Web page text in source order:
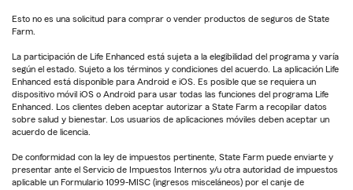
Esto no es una solicitud para comprar o vender productos de seguros de State
Farm.
La participación de Life Enhanced está sujeta a la elegibilidad del programa y varía
según el estado. Sujeto a los términos y condiciones del acuerdo. La aplicación Life
Enhanced está disponible para Android e iOS. Es posible que se requiera un
dispositivo móvil iOS o Android para usar todas las funciones del programa Life
Enhanced. Los clientes deben aceptar autorizar a State Farm a recopilar datos
sobre salud y bienestar. Los usuarios de aplicaciones móviles deben aceptar un
acuerdo de licencia.
De conformidad con la ley de impuestos pertinente, State Farm puede enviarte y
presentar ante el Servicio de Impuestos Internos y/u otra autoridad de impuestos
aplicable un Formulario 1099-MISC (ingresos misceláneos) por el canje de